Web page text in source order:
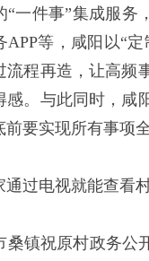
“一件事”集成服务
APP等，咸阳以“
流程再造，让高频
感。与此同时，咸
前要实现所有事项
过电视就能查看
祝原村政务公开